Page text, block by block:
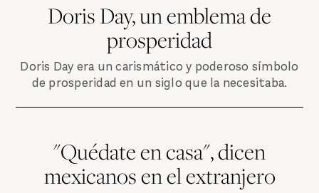
Doris Day, un emblema de
prosperidad
Doris Day era un carismático y poderoso símbolo
de prosperidad en un siglo que la necesitaba.
"Quédate en casa", dicen
mexicanos en el extranjero